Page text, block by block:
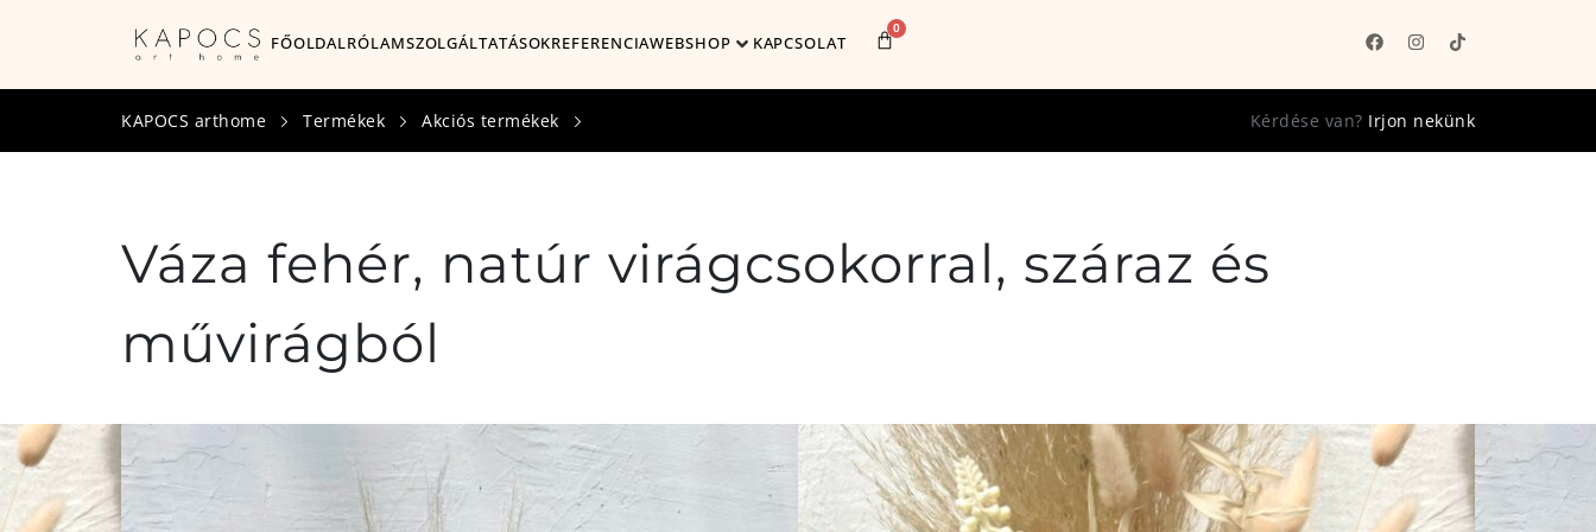
FŐOLDALRÓLAMSZOLGÁLTATÁSOKREFERENCIAWEBSHOP KAPCSOLAT
0
KAPOCS arthome Termékek Akciós termékek Kérdése van? Irjon nekünk
Váza fehér, natúr virágcsokorral, száraz és
művirágból
Cikkszám:
205
Méret: